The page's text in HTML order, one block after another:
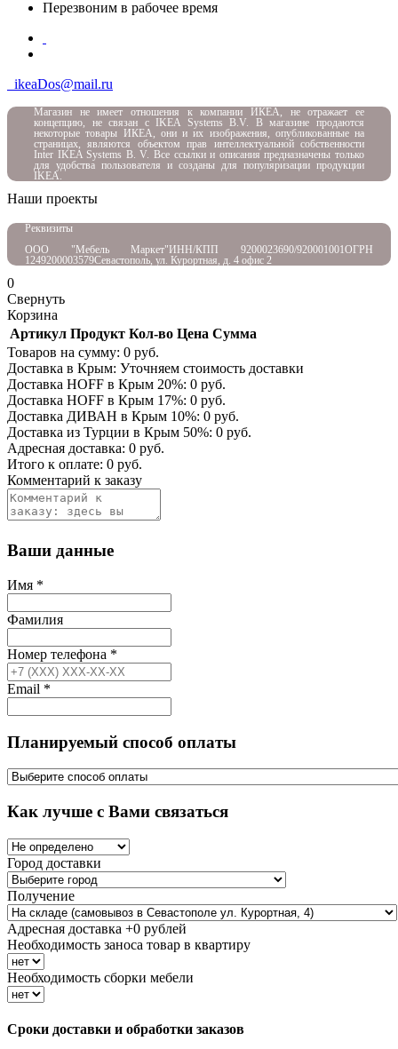
Перезвоним в рабочее время
ikeaDos@mail.ru
Магазин не имеет отношения к компании ИКЕА, не отражает ее
концепцию, не связан с
IKEA Systems B.V. В магазине продаются
некоторые товары ИКЕА, они и их изображения, опубликованные на
страницах, являются объектом прав интеллектуальной собственности
Inter IKEA Systems B. V. Все ссылки и описания предназначены только
для удобства пользователя и созданы для популяризации продукции
IKEA.
Наши проекты
Реквизиты
ООО "Мебель Маркет"ИНН/КПП 9200023690/920001001ОГРН
1249200003579Севастополь, ул. Курортная, д. 4 офис 2
0
Свернуть
Корзина
Артикул Продукт Кол-во Цена Сумма
Товаров на сумму: 0 руб.
Доставка в Крым: Уточняем стоимость доставки
Доставка HOFF в Крым 20%: 0 руб.
Доставка HOFF в Крым 17%: 0 руб.
Доставка ДИВАН в Крым 10%: 0 руб.
Доставка из Турции в Крым 50%: 0 руб.
Адресная доставка: 0 руб.
Итого к оплате: 0 руб.
Комментарий к заказу
Ваши данные
Имя *
Фамилия
Номер телефона *
Email *
Планируемый способ оплаты
Как лучше с Вами связаться
Город доставки
Получение
Адресная доставка +0 рублей
Необходимость заноса товар в квартиру
Необходимость сборки мебели
Сроки доставки и обработки заказов